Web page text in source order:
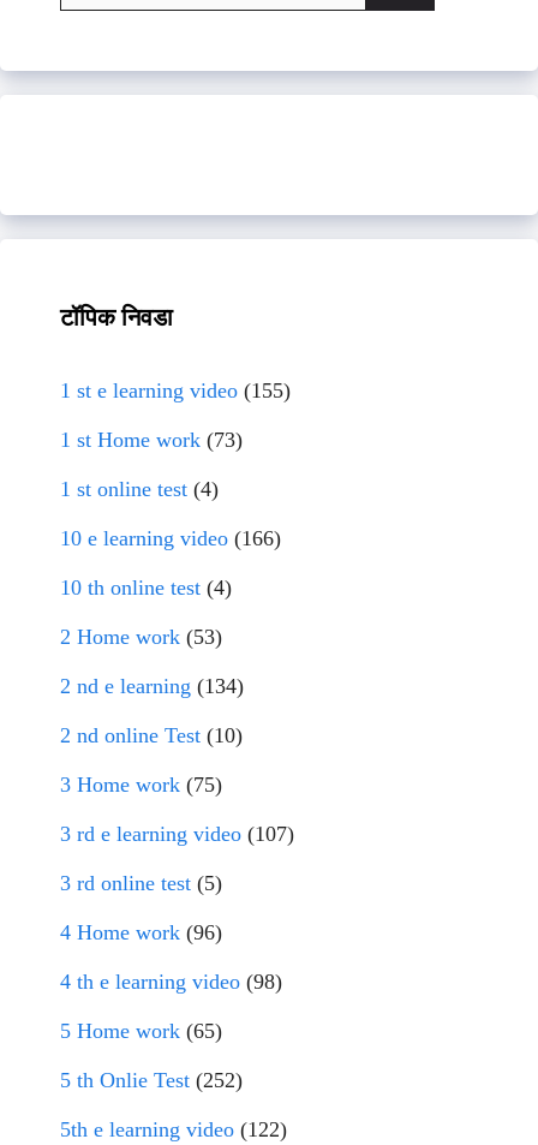
for:
टॉपिक निवडा
1 st e learning video (155)
1 st Home work (73)
1 st online test (4)
10 e learning video (166)
10 th online test (4)
2 Home work (53)
2 nd e learning (134)
2 nd online Test (10)
3 Home work (75)
3 rd e learning video (107)
3 rd online test (5)
4 Home work (96)
4 th e learning video (98)
5 Home work (65)
5 th Onlie Test (252)
5th e learning video (122)